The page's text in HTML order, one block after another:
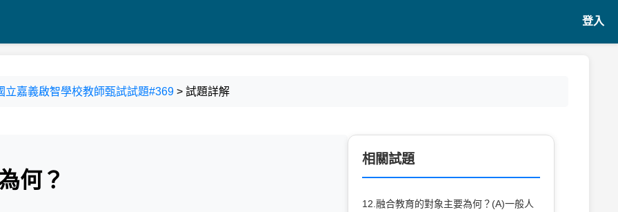
登入
立嘉義啟智學校教師甄試試題#369 > 試題詳解
何？
相關試題
12.融合教育的對象主要為何？(A)一般人